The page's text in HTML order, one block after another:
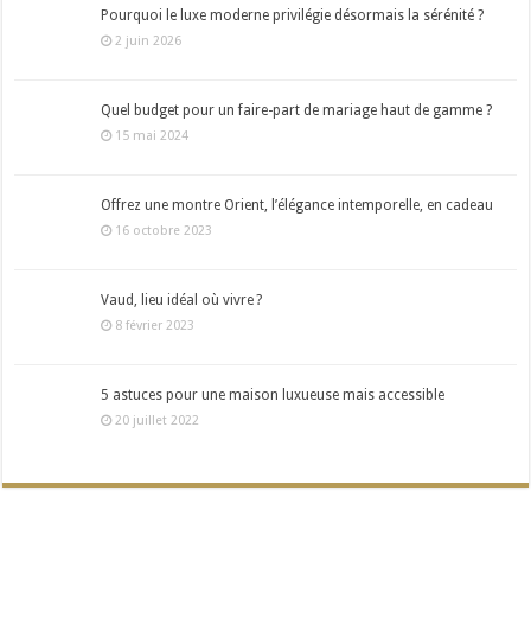
Pourquoi le luxe moderne privilégie désormais la sérénité ?
2 juin 2026
Quel budget pour un faire-part de mariage haut de gamme ?
15 mai 2024
Offrez une montre Orient, l’élégance intemporelle, en cadeau
16 octobre 2023
Vaud, lieu idéal où vivre ?
8 février 2023
5 astuces pour une maison luxueuse mais accessible
20 juillet 2022